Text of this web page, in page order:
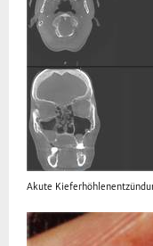
Akute